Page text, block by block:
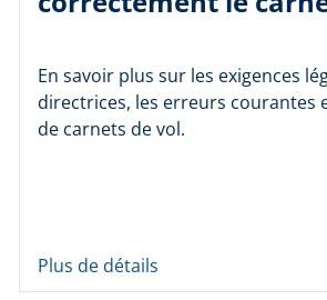
En savoir plus sur les exigences
directrices, les erreurs courantes
de carnets de vol.
Plus de détails